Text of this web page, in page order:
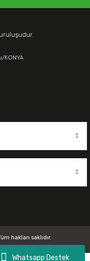
Whatsapp Destek
KONYA
hakları saklıdır.